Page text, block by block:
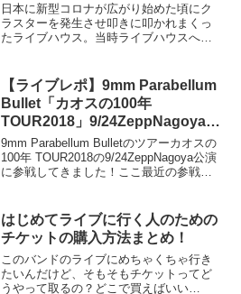
日本に新型コロナが広がり始めた頃にク
ラスターを発生させ叩きに叩かれまくっ
たライブハウス。当時ライブハウスへ否
状況になっているか知らないのではない
でしょうか。そしてライブ好...
【ライブレポ】9mm Parabellum
Bullet「カオスの100年
TOUR2018」9/24ZeppNagoya公
演感想！
9mm Parabellum Bulletのツアーカオスの
100年 TOUR2018の9/24ZeppNagoya公演
に参戦してきました！ここ最近の参戦ラ
りでたしか2...
はじめてライブに行く人のための
チケットの購入方法まとめ！
このバンドのライブにめちゃくちゃ行き
たいんだけど、そもそもチケットってど
うやって取るの？どこで買えばいい